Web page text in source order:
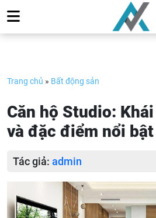
to
content
Trang chủ » Bất động sản
Căn hộ Studio:
và đặc điểm nổi bật
Tác giả: admin